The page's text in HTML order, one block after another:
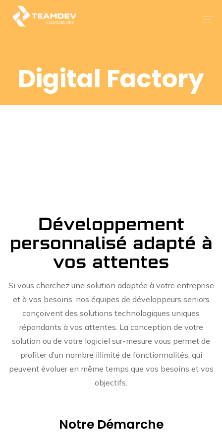
Nos Services
Nos Solutions
Digital Factory
Développement
personnalisé adapté à
vos attentes
Si vous cherchez une solution adaptée à votre entreprise
et à vos besoins, nos équipes de développeurs seniors
conçoivent des solutions technologiques uniques
répondants à vos attentes. La conception de votre
solution ou de votre logiciel sur-mesure vous permet de
profiter d’un nombre illimité de fonctionnalités, qui
peuvent évoluer en même temps que vos besoins et vos
objectifs.
Notre Démarche